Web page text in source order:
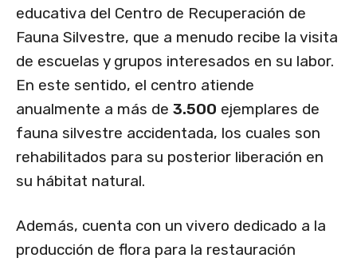
educativa del Centro de Recuperación de
Fauna Silvestre, que a menudo recibe la visita
de escuelas y grupos interesados en su labor.
En este sentido, el centro atiende
anualmente a más de 3.500 ejemplares de
fauna silvestre accidentada, los cuales son
rehabilitados para su posterior liberación en
su hábitat natural.
Además, cuenta con un vivero dedicado a la
producción de flora para la restauración